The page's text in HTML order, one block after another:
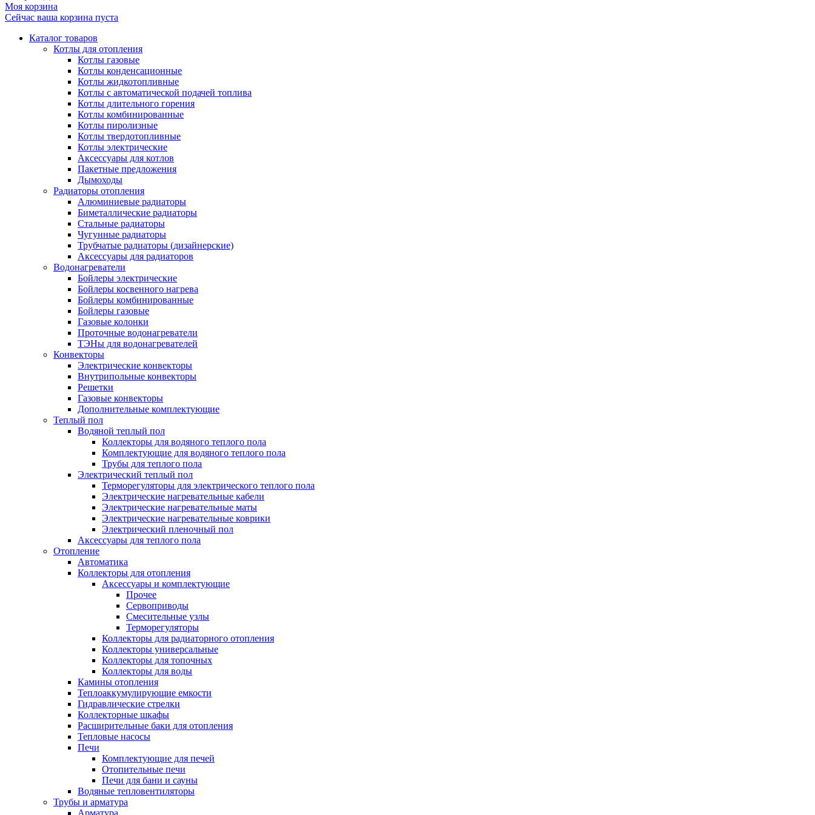
Моя корзина
Сейчас ваша корзина пуста
Каталог товаров
Котлы для отопления
Котлы газовые
Котлы конденсационные
Котлы жидкотопливные
Котлы с автоматической подачей топлива
Котлы длительного горения
Котлы комбинированные
Котлы пиролизные
Котлы твердотопливные
Котлы электрические
Аксессуары для котлов
Пакетные предложения
Дымоходы
Радиаторы отопления
Алюминиевые радиаторы
Биметаллические радиаторы
Стальные радиаторы
Чугунные радиаторы
Трубчатые радиаторы (дизайнерские)
Аксессуары для радиаторов
Водонагреватели
Бойлеры электрические
Бойлеры косвенного нагрева
Бойлеры комбинированные
Бойлеры газовые
Газовые колонки
Проточные водонагреватели
ТЭНы для водонагревателей
Конвекторы
Электрические конвекторы
Внутрипольные конвекторы
Решетки
Газовые конвекторы
Дополнительные комплектующие
Теплый пол
Водяной теплый пол
Коллекторы для водяного теплого пола
Комплектующие для водяного теплого пола
Трубы для теплого пола
Электрический теплый пол
Терморегуляторы для электрического теплого пола
Электрические нагревательные кабели
Электрические нагревательные маты
Электрические нагревательные коврики
Электрический пленочный пол
Аксессуары для теплого пола
Отопление
Автоматика
Коллекторы для отопления
Аксессуары и комплектующие
Прочее
Сервоприводы
Смесительные узлы
Терморегуляторы
Коллекторы для радиаторного отопления
Коллекторы универсальные
Коллекторы для топочных
Коллекторы для воды
Камины отопления
Теплоаккумулирующие емкости
Гидравлические стрелки
Коллекторные шкафы
Расширительные баки для отопления
Тепловые насосы
Печи
Комплектующие для печей
Отопительные печи
Печи для бани и сауны
Водяные тепловентиляторы
Трубы и арматура
Арматура